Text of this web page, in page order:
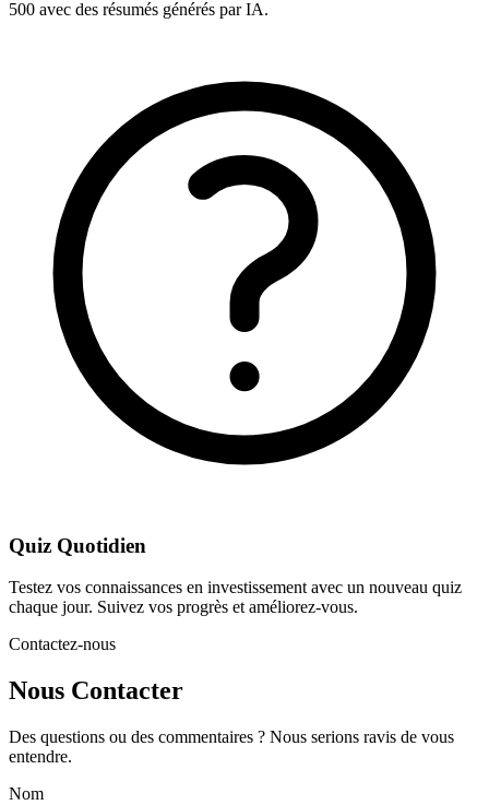
500 avec des résumés générés par IA.
Quiz Quotidien
Testez vos connaissances en investissement avec un nouveau quiz
chaque jour. Suivez vos progrès et améliorez-vous.
Contactez-nous
Nous Contacter
Des questions ou des commentaires ? Nous serions ravis de vous
entendre.
Nom